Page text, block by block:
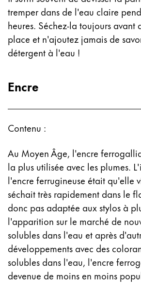
tremper dans de l'eau claire
heures. Séchez-la toujours avant
place et n'ajoutez jamais de
détergent à l'eau !
Encre
Contenu :
Au Moyen Âge, l'encre
la plus utilisée avec les plumes.
l'encre ferrugineuse était qu'elle
séchait très rapidement dans le
donc pas adaptée aux stylos à
l'apparition sur le marché de
solubles dans l'eau et après
développements avec des
solubles dans l'eau, l'encre
devenue de moins en moins